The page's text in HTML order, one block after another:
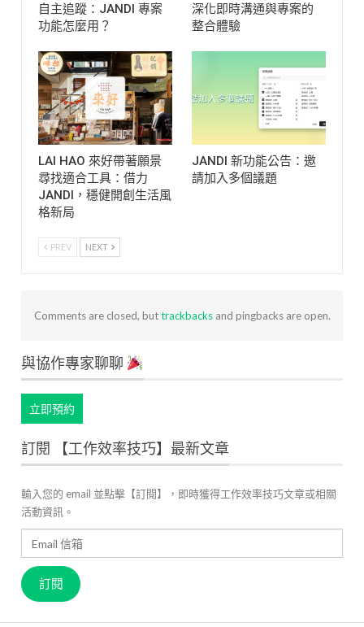
自主追蹤：JANDI 專案
功能怎麼用？
深化即時溝通與專案的
整合體驗
LAI HAO 來好帶著願景
尋找適合工具：借力
JANDI，穩健開創生活風
格新局
JANDI 新功能公告：邀
請加入多個議題
PREV NEXT
Comments are closed, buttrackbacksand pingbacks are open.
與協作專家聊聊
立即預約
訂閱 【工作效率技巧】最新文章
輸入您的 email 並點擊【訂閱】，即時獲得工作效率技巧文章或相關
活動資訊。
信
箱
訂閱